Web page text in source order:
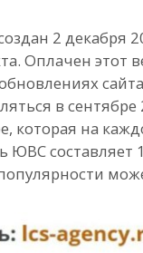
2 декабря
Оплачен этот
в сентябре
которая на
ЮВС составляет